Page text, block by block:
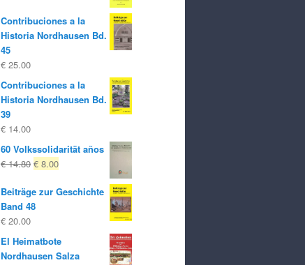
€ 9.95
€ 4.00.
Contribuciones a la
Historia Nordhausen Bd.
45
€ 25.00
Contribuciones a la
Historia Nordhausen Bd.
39
€ 14.00
60 Volkssolidarität años
€14.80 El
original
era:
€ 8.00El
actual
Beiträge zur Geschichte
Band 48
€ 20.00
El Heimatbote
Nordhausen Salza